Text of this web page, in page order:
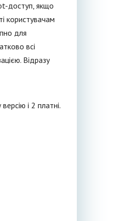
доступ, якщо
користувачам
для
всі
Відразу
і 2 платні.